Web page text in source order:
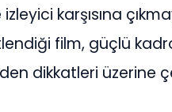
izleyici karşısına
film, güçlü
dikkatleri üzerine